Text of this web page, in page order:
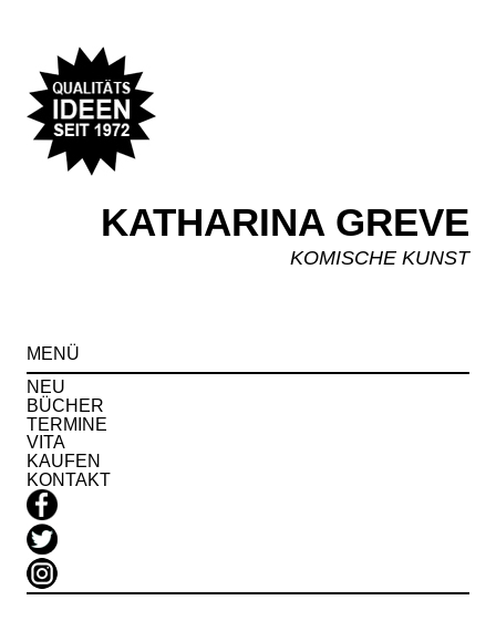
KATHARINA GREVE
KOMISCHE KUNST
MENÜ
NEU
BÜCHER
TERMINE
VITA
KAUFEN
KONTAKT